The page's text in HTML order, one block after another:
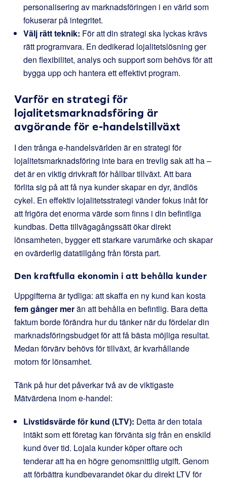
personalisering av marknadsföringen i en värld som
fokuserar på integritet.
Välj rätt teknik: För att din strategi ska lyckas krävs
rätt programvara. En dedikerad lojalitetslösning ger
den flexibilitet, analys och support som behövs för att
bygga upp och hantera ett effektivt program.
Varför en strategi för
lojalitetsmarknadsföring är
avgörande för e-handelstillväxt
I den trånga e-handelsvärlden är en strategi för
lojalitetsmarknadsföring inte bara en trevlig sak att ha –
det är en viktig drivkraft för hållbar tillväxt. Att bara
förlita sig på att få nya kunder skapar en dyr, ändlös
cykel. En effektiv lojalitetsstrategi vänder fokus inåt för
att frigöra det enorma värde som finns i din befintliga
kundbas. Detta tillvägagångssätt ökar direkt
lönsamheten, bygger ett starkare varumärke och skapar
en ovärderlig datatillgång från första part.
Den kraftfulla ekonomin i att behålla kunder
Uppgifterna är tydliga: att skaffa en ny kund kan kosta
fem gånger merän att behålla en befintlig. Bara detta
faktum borde förändra hur du tänker när du fördelar din
marknadsföringsbudget för att få bästa möjliga resultat.
Medan förvärv behövs för tillväxt, är kvarhållande
motorn för lönsamhet.
Tänk på hur det påverkar två av de viktigaste
Mätvärdena inom e-handel:
Livstidsvärde för kund (LTV): Detta är den totala
intäkt som ett företag kan förvänta sig från en enskild
kund över tid. Lojala kunder köper oftare och
tenderar att ha en högre genomsnittlig utgift. Genom
att förbättra kundbevarandet ökar du direkt LTV för